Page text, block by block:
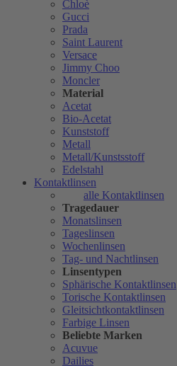
Chloè
Gucci
Prada
Saint Laurent
Versace
Jimmy Choo
Moncler
Material
Acetat
Bio-Acetat
Kunststoff
Metall
Metall/Kunstsstoff
Edelstahl
Kontaktlinsen
alle Kontaktlinsen
Tragedauer
Monatslinsen
Tageslinsen
Wochenlinsen
Tag- und Nachtlinsen
Linsentypen
Sphärische Kontaktlinsen
Torische Kontaktlinsen
Gleitsichtkontaktlinsen
Farbige Linsen
Beliebte Marken
Acuvue
Dailies